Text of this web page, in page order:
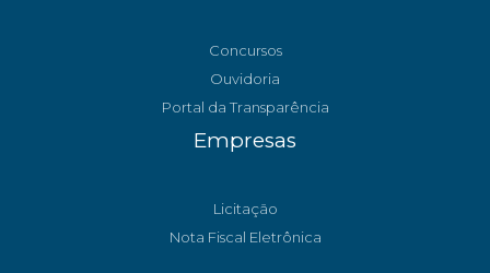
Concursos
Ouvidoria
Portal da Transparência
Empresas
Licitação
Nota Fiscal Eletrônica